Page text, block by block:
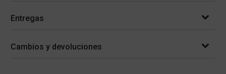
Entregas
Cambios y devoluciones